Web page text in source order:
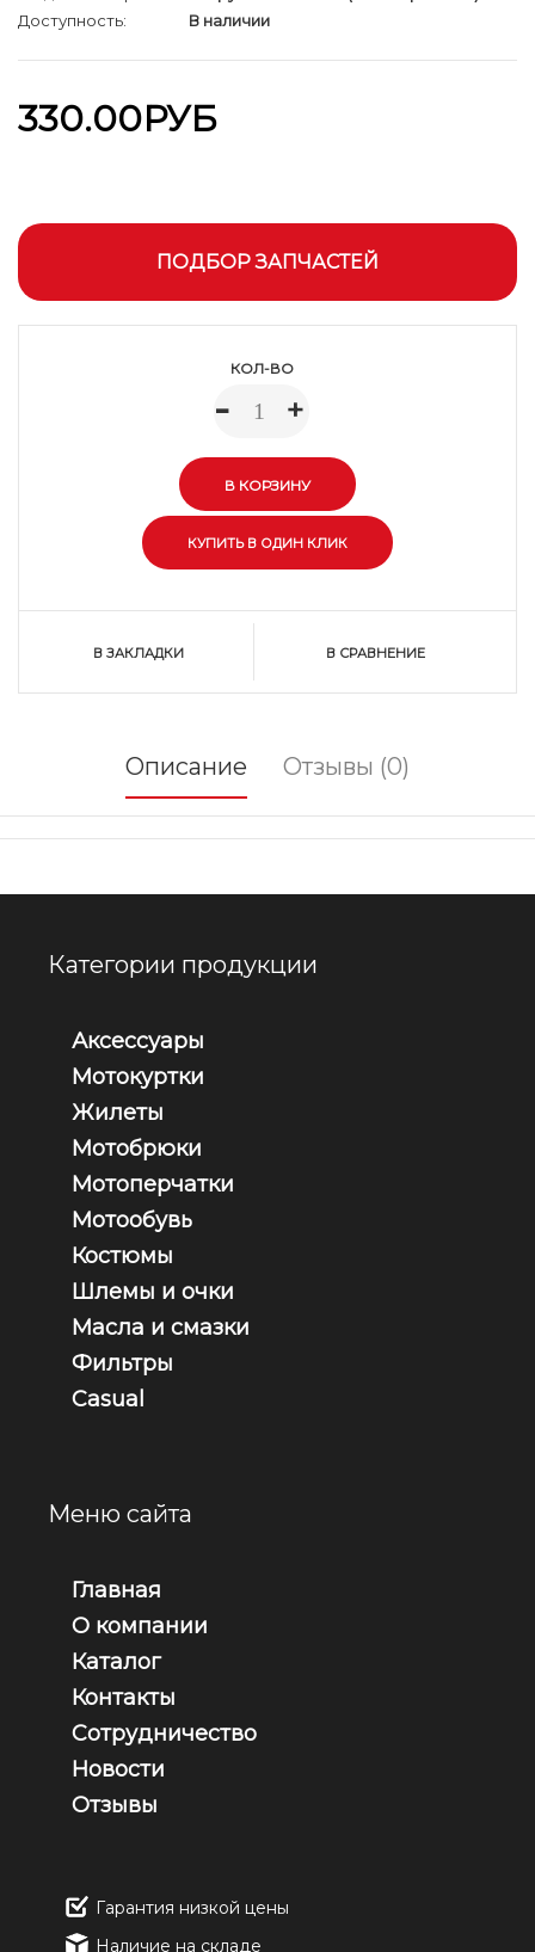
Доступность:
В наличии
330.00РУБ
ПОДБОР ЗАПЧАСТЕЙ
КОЛ-ВО
- +
В ЗАКЛАДКИ В СРАВНЕНИЕ
Описание Отзывы (0)
Категории продукции
Аксессуары
Мотокуртки
Жилеты
Мотобрюки
Мотоперчатки
Мотообувь
Костюмы
Шлемы и очки
Масла и смазки
Фильтры
Casual
Меню сайта
Главная
О компании
Каталог
Контакты
Сотрудничество
Новости
Отзывы
Гарантия низкой цены
Наличие на складе